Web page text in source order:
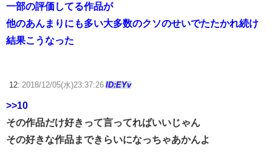
一部の評価してる作品が
他のあんまりにも多い大多数のクソのせいでたたかれ続け
結果こうなった
12: 2018/12/05(水)23:37:26 ID:EYv
>>10
その作品だけ好きって言ってればいいじゃん
その好きな作品まできらいになっちゃあかんよ